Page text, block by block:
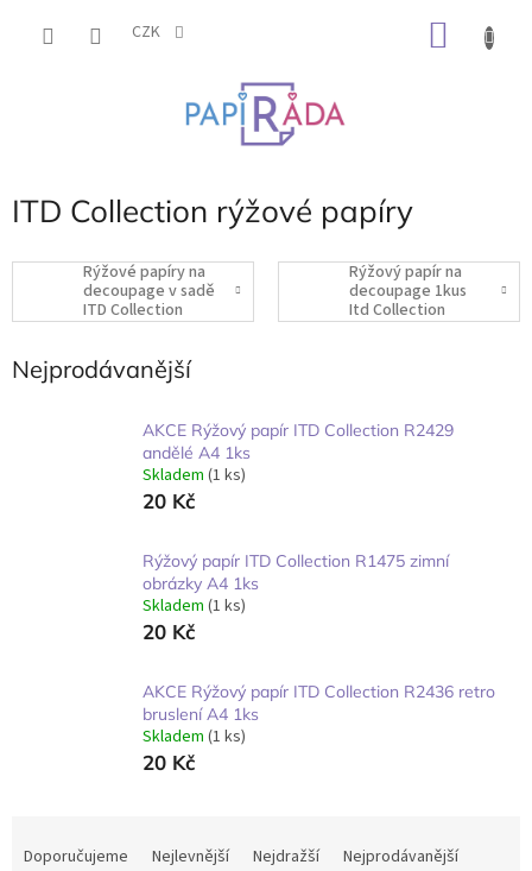
CZK
ITD Collection rýžové papíry
Rýžové papíry na
decoupage v sadě
ITD Collection
Rýžový papír na
decoupage 1kus
Itd Collection
Nejprodávanější
AKCE Rýžový papír ITD Collection R2429
andělé A4 1ks
Skladem (1 ks)
20 Kč
Rýžový papír ITD Collection R1475 zimní
obrázky A4 1ks
Skladem (1 ks)
20 Kč
AKCE Rýžový papír ITD Collection R2436 retro
bruslení A4 1ks
Skladem (1 ks)
20 Kč
aDoporučujeme Nejlevnější Nejdražší
Nejprodávanější